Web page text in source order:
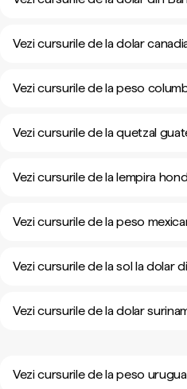
Vezi cursurile de la dolar
Vezi cursurile de la peso
Vezi cursurile de la quetzal
Vezi cursurile de la lempira
Vezi cursurile de la peso
Vezi cursurile de la sol la dolar
Vezi cursurile de la dolar
Vezi cursurile de la peso